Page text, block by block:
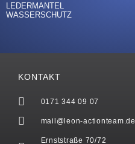
LEDERMANTEL
WASSERSCHUTZ
KONTAKT
0171 344 09 07
mail@leon-actionteam.de
Ernststraße 70/72